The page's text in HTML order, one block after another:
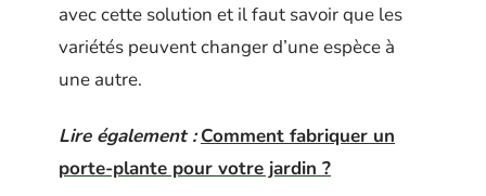
avec cette solution et il faut savoir que les
variétés peuvent changer d’une espèce à
une autre.
Lire également : Comment fabriquer un
porte-plante pour votre jardin ?